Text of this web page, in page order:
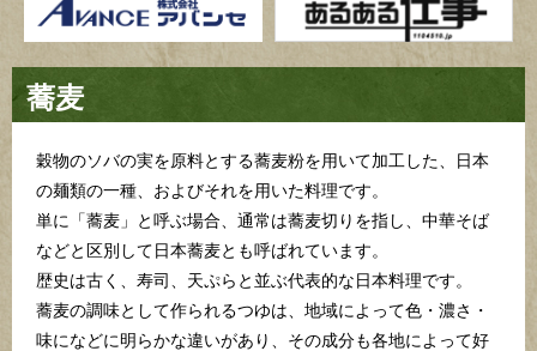
蕎麦
穀物のソバの実を原料とする蕎麦粉を用いて加工した、日本
の麺類の一種、およびそれを用いた料理です。
単に「蕎麦」と呼ぶ場合、通常は蕎麦切りを指し、中華そば
などと区別して日本蕎麦とも呼ばれています。
歴史は古く、寿司、天ぷらと並ぶ代表的な日本料理です。
蕎麦の調味として作られるつゆは、地域によって色・濃さ・
味になどに明らかな違いがあり、その成分も各地によって好